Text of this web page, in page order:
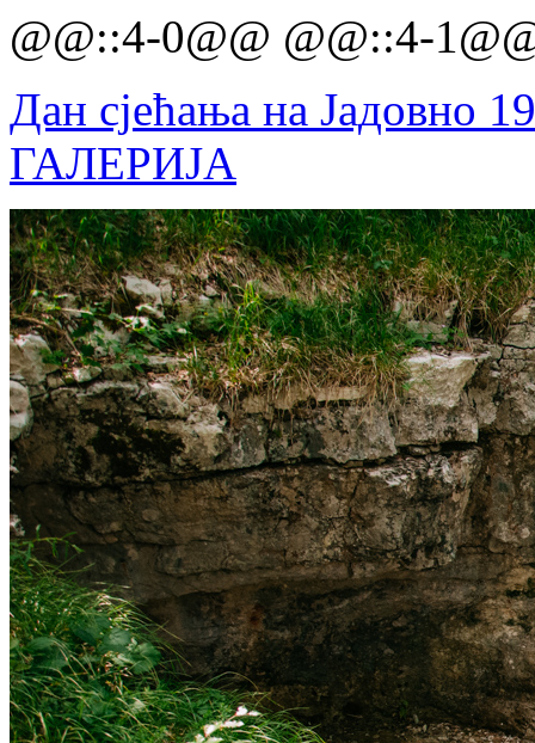
@@::4-0@@ @@::4-
Дан сјећања на Јадовно
ГАЛЕРИЈА